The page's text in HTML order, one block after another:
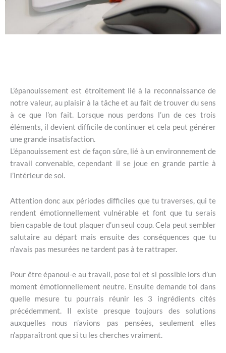
L’épanouissement est étroitement lié à la reconnaissance de
notre valeur, au plaisir à la tâche et au fait de trouver du sens
à ce que l’on fait. Lorsque nous perdons l’un de ces trois
éléments, il devient difficile de continuer et cela peut générer
une grande insatisfaction.
L’épanouissement est de façon sûre, lié à un environnement de
travail convenable, cependant il se joue en grande partie à
l’intérieur de soi.
Attention donc aux périodes difficiles que tu traverses, qui te
rendent émotionnellement vulnérable et font que tu serais
bien capable de tout plaquer d’un seul coup. Cela peut sembler
salutaire au départ mais ensuite des conséquences que tu
n’avais pas mesurées ne tardent pas à te rattraper.
Pour être épanoui-e au travail, pose toi et si possible lors d’un
moment émotionnellement neutre. Ensuite demande toi dans
quelle mesure tu pourrais réunir les 3 ingrédients cités
précédemment. Il existe presque toujours des solutions
auxquelles nous n’avions pas pensées, seulement elles
n’apparaîtront que si tu les cherches vraiment.